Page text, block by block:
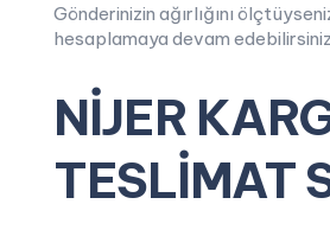
Gönderinizin ağırlığını
hesaplamaya devam
NİJER
TESLİMAT